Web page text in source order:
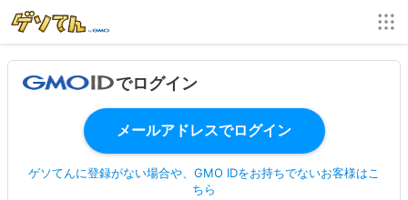
でログイン
ゲソてんに登録がない場合や、GMO IDをお持ちでないお客様はこ
ちら